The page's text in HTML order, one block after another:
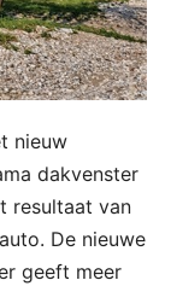
nieuw
dakvenster
resultaat van
De nieuwe
geeft meer